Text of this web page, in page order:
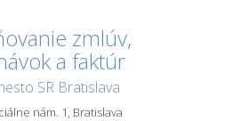
zmlúv,
a faktúr
SR Bratislava
nám. 1, Bratislava